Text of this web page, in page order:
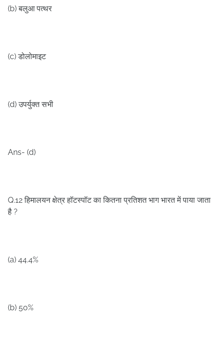
(b)बलुआ पत्थर
(c)डोलोमाइट
(d)उपर्युक्त सभी
Ans- (d)
Q.12हिमालयन क्षेत्र हॉटस्पॉट का कितना प्रतिशत भाग भारत में पाया जाता
है ?
(a) 44.4%
(b) 50%